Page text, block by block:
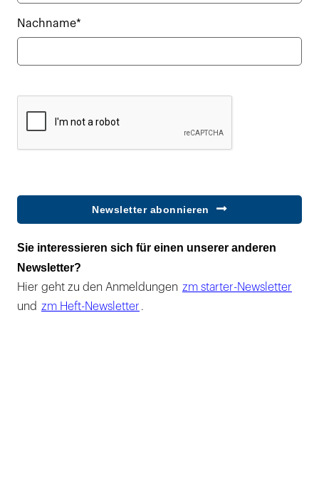
Nachname*
Newsletter abonnieren
Sie interessieren sich für einen unserer anderen
Newsletter?
Hier geht zu den Anmeldungen zm starter-Newsletter
und zm Heft-Newsletter .